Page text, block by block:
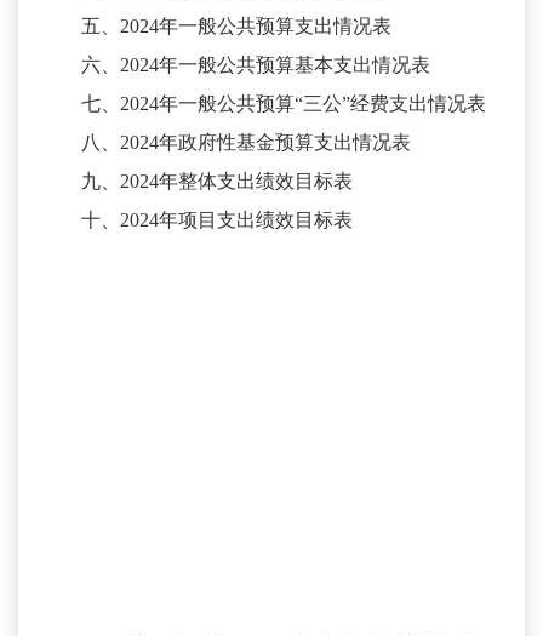
五、 2024年一般公共预算支出情况表
六、 2024年一般公共预算基本支出情况表
七、 2024年一般公共预算“三公”经费支出情况表
八、 2024年政府性基金预算支出情况表
九、 2024年整体支出绩效目标表
十、 2024年项目支出绩效目标表